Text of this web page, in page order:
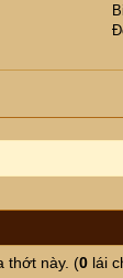
thớt này. (0 lái